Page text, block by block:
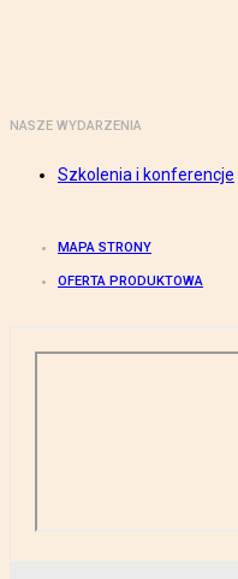
NASZE WYDARZENIA
Szkolenia i konferencje
MAPA STRONY
OFERTA PRODUKTOWA